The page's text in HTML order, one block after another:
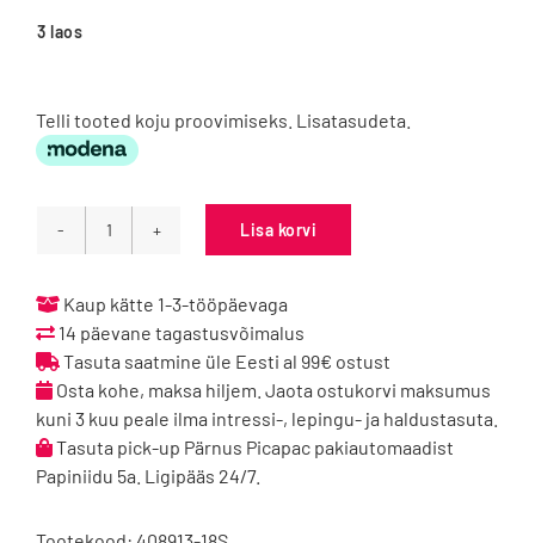
3 laos
Telli tooted koju proovimiseks. Lisatasudeta.
Playshoes
katted
fliisvoodriga
-
südamed
kogus
Lisa korvi
Kaup kätte 1-3-tööpäevaga
14 päevane tagastusvõimalus
Tasuta saatmine üle Eesti al 99€ ostust
Osta kohe, maksa hiljem. Jaota ostukorvi maksumus
kuni 3 kuu peale ilma intressi-, lepingu- ja haldustasuta.
Tasuta pick-up Pärnus Picapac pakiautomaadist
Papiniidu 5a. Ligipääs 24/7.